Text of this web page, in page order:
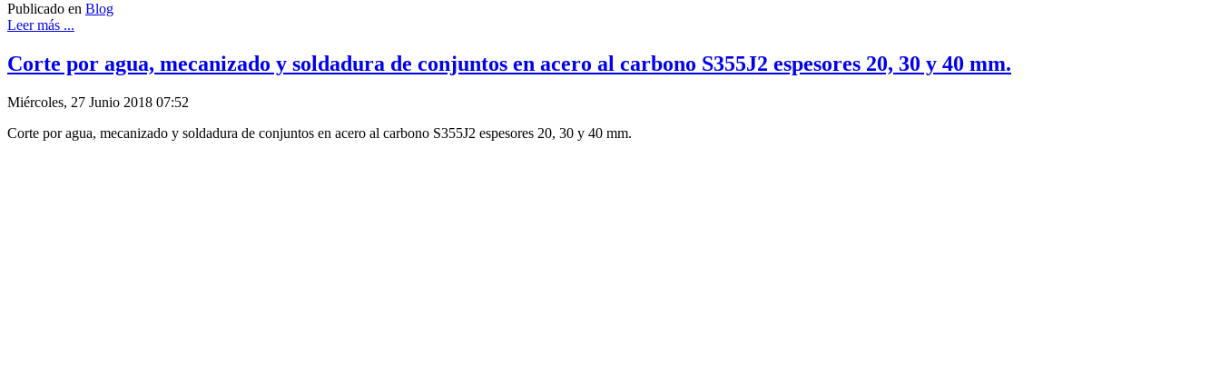
Publicado en Blog
Leer más ...
Corte por agua, mecanizado y soldadura de conjuntos en acero al carbono S355J2 espesores 20, 30 y 40 mm.
Miércoles, 27 Junio 2018 07:52
Corte por agua, mecanizado y soldadura de conjuntos en acero al carbono S355J2 espesores 20, 30 y 40 mm.